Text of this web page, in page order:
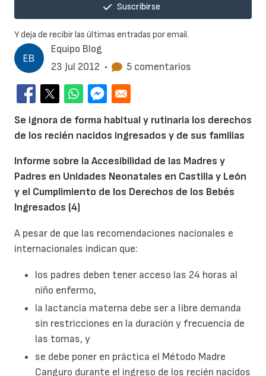
Equipo Blog
23 Jul 2012 • 5 comentarios
Se ignora de forma habitual y rutinaria los derechos
de los recién nacidos ingresados y de sus familias
Informe sobre la Accesibilidad de las Madres y
Padres en Unidades Neonatales en Castilla y León
y el Cumplimiento de los Derechos de los Bebés
Ingresados (4)
A pesar de que las recomendaciones nacionales e
internacionales indican que:
los padres deben tener acceso las 24 horas al
niño enfermo,
la lactancia materna debe ser a libre demanda
sin restricciones en la duración y frecuencia de
las tomas, y
se debe poner en práctica el Método Madre
Canguro durante el ingreso de los recién nacidos
Suscribirse
Y deja de recibir las últimas entradas por email.